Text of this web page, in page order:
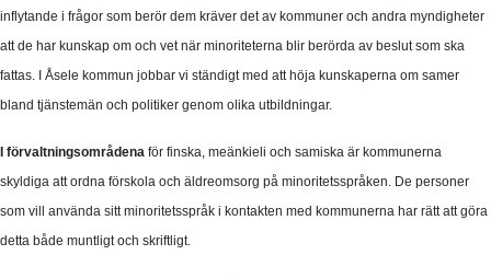
inflytande i frågor som berör dem kräver det av kommuner och andra myndigheter
att de har kunskap om och vet när minoriteterna blir berörda av beslut som ska
fattas. I Åsele kommun jobbar vi ständigt med att höja kunskaperna om samer
bland tjänstemän och politiker genom olika utbildningar.
I förvaltningsområdena för finska, meänkieli och samiska är kommunerna
skyldiga att ordna förskola och äldreomsorg på minoritetsspråken. De personer
som vill använda sitt minoritetsspråk i kontakten med kommunerna har rätt att göra
detta både muntligt och skriftligt.